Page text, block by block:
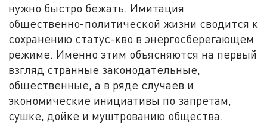
нужно быстро бежать. Имитация
общественно-политической жизни сводится к
сохранению статус-кво в энергосберегающем
режиме. Именно этим объясняются на первый
взгляд странные законодательные,
общественные, а в ряде случаев и
экономические инициативы по запретам,
сушке, дойке и муштрованию общества.